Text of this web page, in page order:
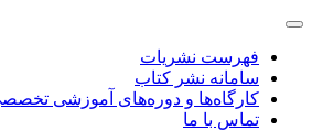
فهرست نشریات
سامانه نشر کتاب
کارگاه‌ها و دوره‌های آموزشی
تماس با ما